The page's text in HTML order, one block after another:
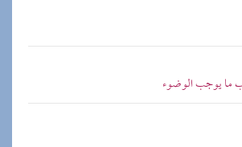
ما يوجب الوضوء